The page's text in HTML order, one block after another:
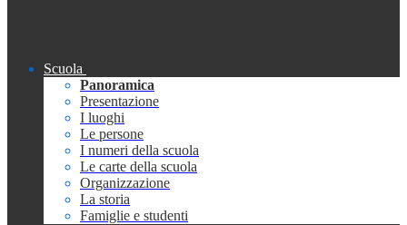
Scuola
Panoramica
Presentazione
I luoghi
Le persone
I numeri della scuola
Le carte della scuola
Organizzazione
La storia
Famiglie e studenti